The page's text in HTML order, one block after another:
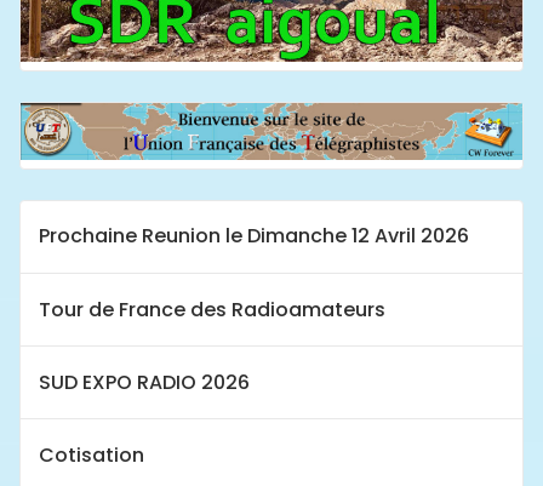
Prochaine Reunion le Dimanche 12 Avril 2026
Tour de France des Radioamateurs
SUD EXPO RADIO 2026
Cotisation